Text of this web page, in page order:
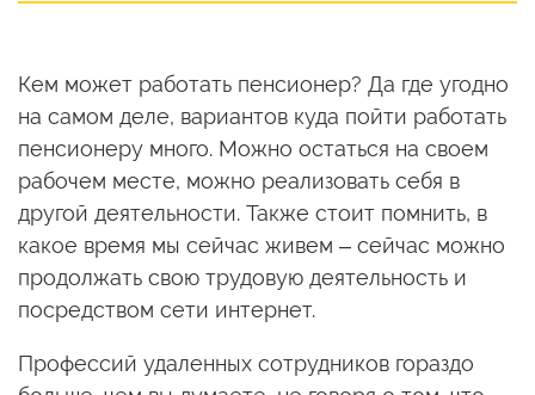
Кем может работать пенсионер? Да где угодно
на самом деле, вариантов куда пойти работать
пенсионеру много. Можно остаться на своем
рабочем месте, можно реализовать себя в
другой деятельности. Также стоит помнить, в
какое время мы сейчас живем – сейчас можно
продолжать свою трудовую деятельность и
посредством сети интернет.
Профессий удаленных сотрудников гораздо